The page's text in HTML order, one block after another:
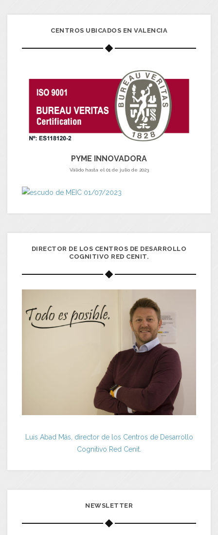
CENTROS UBICADOS EN VALENCIA
PYME INNOVADORA
Válido hasta el 01 de julio de 2023
DIRECTOR DE LOS CENTROS DE DESARROLLO
COGNITIVO RED CENIT.
Luis Abad Más, director de los Centros de Desarrollo
Cognitivo Red Cenit.
NEWSLETTER